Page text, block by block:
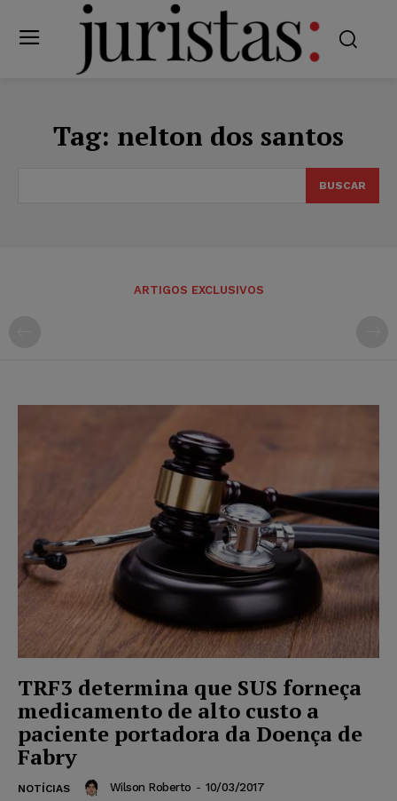
Tag: nelton dos santos
BUSCAR
ARTIGOS EXCLUSIVOS
TRF3 determina que SUS forneça
medicamento de alto custo a
paciente portadora da Doença de
Fabry
NOTÍCIAS Wilson Roberto - 10/03/2017